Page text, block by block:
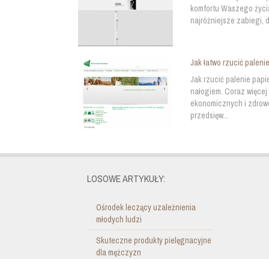
komfortu Waszego
najróżniejsze zabiegi,
Jak łatwo rzucić
Jak rzucić palenie
nałogiem. Coraz
ekonomicznych i
przedsięw...
LOSOWE ARTYKUŁY:
Ośrodek leczący uzależnienia
młodych ludzi
Skuteczne produkty pielęgnacyjne
dla mężczyzn